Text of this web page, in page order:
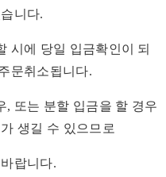
니다.
시에 당일 입금확인이 되
문취소됩니다.
, 또는 분할 입금을 할 경우
생길 수 있으므로
랍니다.